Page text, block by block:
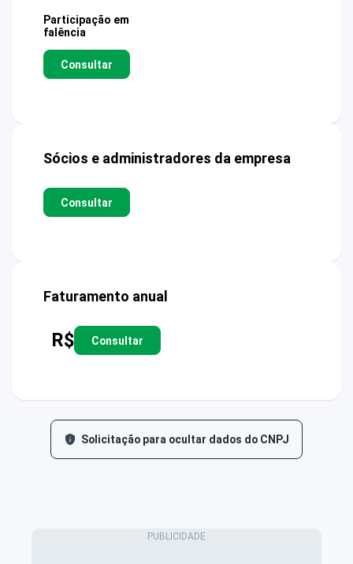
Participação em
falência
Consultar
Sócios e administradores da empresa
Consultar
Faturamento anual
R$ Consultar
Solicitação para ocultar dados do CNPJ